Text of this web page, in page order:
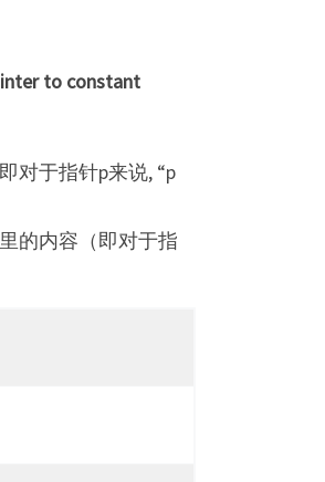
to constant
对于指针p来说, “p
的内容（即对于指